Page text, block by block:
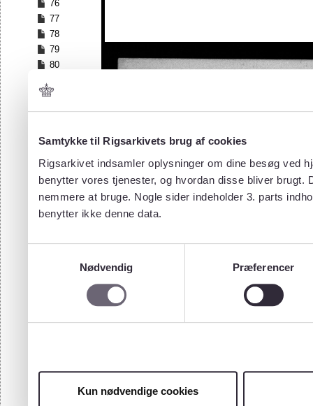
Samtykke til Rigsarkivets brug af cookies
Rigsarkivet indsamler oplysninger om dine besøg ved
benytter vores tjenester, og hvordan disse bliver
nemmere at bruge. Nogle sider indeholder 3. parts
benytter ikke denne data.
Nødvendig
Præferencer
Kun nødvendige cookies
76
77
78
79
80
82
83
85
87
88
89
90
97
100